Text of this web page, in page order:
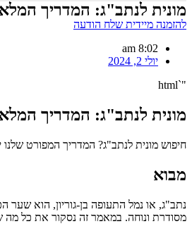
מונית לנתב"ג: המדריך
להזמנה מיידית שלח הודעה
8:02 am
יולי 2, 2024
"`html
מונית לנתב"ג: המדריך
חיפוש מונית לנתב"ג? המדריך המפורט
מבוא
נתב"ג, או נמל התעופה בן-גוריון, הוא
מסודרת ונוחה. במאמר זה נסקור את כל מה